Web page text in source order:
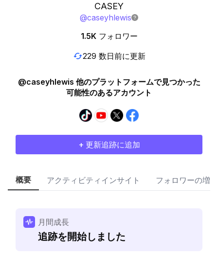
CASEY
@caseyhlewis
1.5K フォロワー
229 数日前に更新
@caseyhlewis 他のプラットフォームで見つかった
可能性のあるアカウント
+ 更新追跡に追加
概要 アクティビティインサイト フォロワーの増加
月間成長
追跡を開始しました